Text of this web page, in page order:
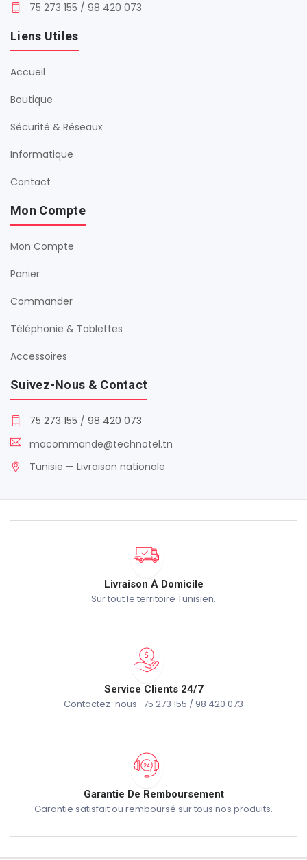
75 273 155 / 98 420 073
Liens Utiles
Accueil
Boutique
Sécurité & Réseaux
Informatique
Contact
Mon Compte
Mon Compte
Panier
Commander
Téléphonie & Tablettes
Accessoires
Suivez-Nous & Contact
75 273 155 / 98 420 073
macommande@technotel.tn
Tunisie — Livraison nationale
Livraison À Domicile
Sur tout le territoire Tunisien.
Service Clients 24/7
Contactez-nous : 75 273 155 / 98 420 073
Garantie De Remboursement
Garantie satisfait ou remboursé sur tous nos produits.